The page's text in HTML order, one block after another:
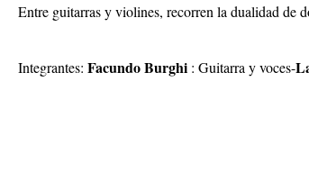
Entre guitarras y violines, recorren la dualidad de
Integrantes: Facundo Burghi : Guitarra y voces-